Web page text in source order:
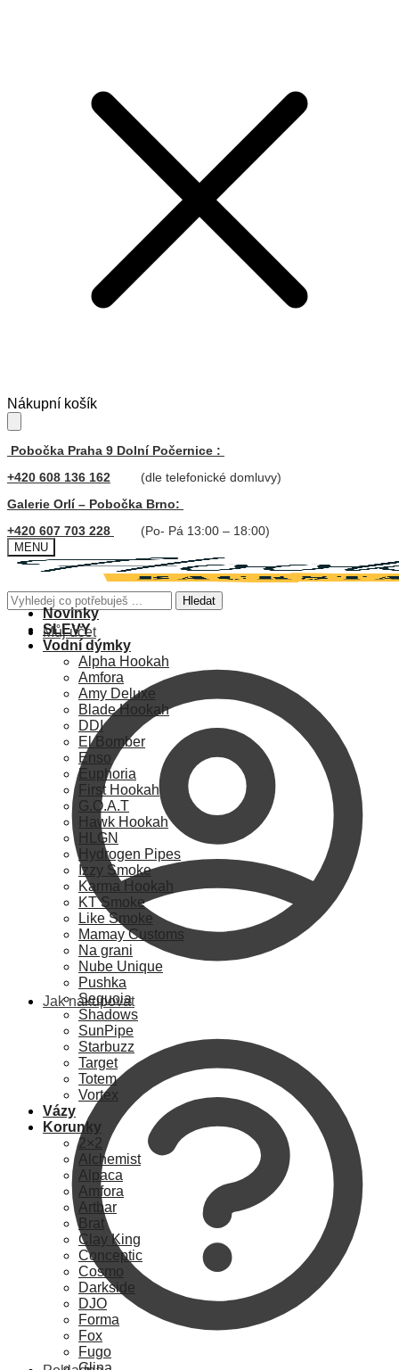
Skip
to
navigation
Skip
to
content
Nákupní košík
Pobočka Praha 9 Dolní Počernice :
+420 608 136 162
(dle telefonické domluvy)
Galerie Orlí – Pobočka Brno:
+420 607 703 228
(Po- Pá 13:00 – 18:00)
MENU
Hledat: Hledat
Můj účet
Jak nakupovat
Novinky
SLEVY
Vodní dýmky
Alpha Hookah
Amfora
Amy Deluxe
Blade Hookah
DDI
El Bomber
Enso
Euphoria
First Hookah
G.O.A.T
Hawk Hookah
HLGN
Hydrogen Pipes
Izzy Smoke
Karma Hookah
KT Smoke
Like Smoke
Mamay Customs
Na grani
Nube Unique
Pushka
Sequoia
Shadows
SunPipe
Starbuzz
Target
Totem
Vortex
Vázy
Korunky
2×2
Alchemist
Alpaca
Amfora
Artbar
Brat
Clay King
Conceptic
Cosmo
Darkside
DJO
Forma
Fox
Fugo